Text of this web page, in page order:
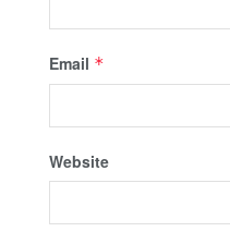
Email *
Website